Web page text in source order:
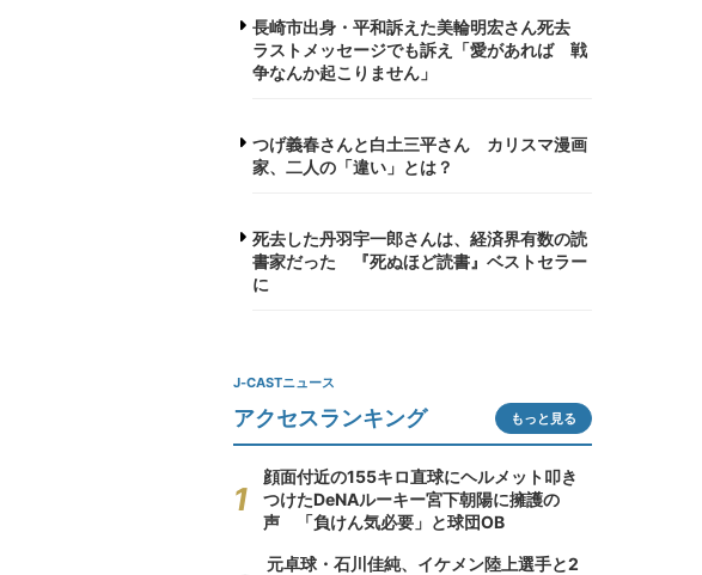
長崎市出身・平和訴えた美輪明宏さん死去
ラストメッセージでも訴え「愛があれば 戦
争なんか起こりません」
つげ義春さんと白土三平さん カリスマ漫画
家、二人の「違い」とは？
死去した丹羽宇一郎さんは、経済界有数の読
書家だった 『死ぬほど読書』ベストセラー
に
J-CASTニュース
アクセスランキング もっと見る
顔面付近の155キロ直球にヘルメット叩き
つけたDeNAルーキー宮下朝陽に擁護の
声 「負けん気必要」と球団OB
元卓球・石川佳純、イケメン陸上選手と2